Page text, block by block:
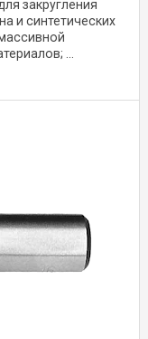
закругления
и синтетических
...